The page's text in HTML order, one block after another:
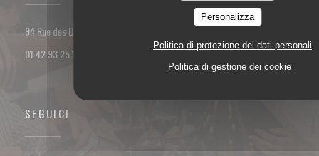
Personalizza
Politica di protezione dei dati personali
Politica di gestione dei cookie
94 Rue des Dames 75017 PARIS
((apre una nuova finestra))
01 42 93 25 18
SEGUICI